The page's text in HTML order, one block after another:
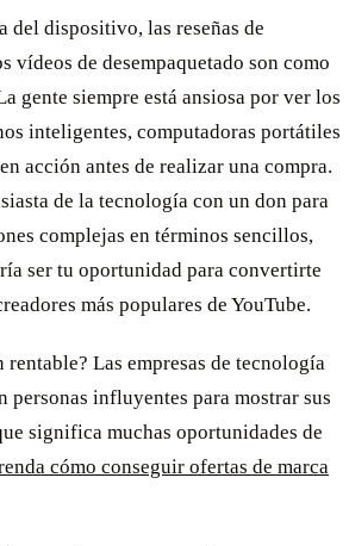
del dispositivo, las reseñas de
vídeos de desempaquetado son como
gente siempre está ansiosa por ver los
inteligentes, computadoras portátiles
acción antes de realizar una compra.
de la tecnología con un don para
complejas en términos sencillos,
ser tu oportunidad para convertirte
más populares de YouTube.
rentable? Las empresas de tecnología
personas influyentes para mostrar sus
significa muchas oportunidades de
cómo conseguir ofertas de marca